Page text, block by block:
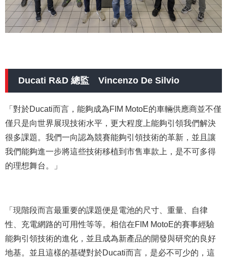
Ducati R&D 總監 Vincenzo De Silvio
「對於Ducati而言，能夠成為FIM MotoE的車輛供應商並不僅
僅只是向世界展現技術水平，更大程度上能夠引領我們解決
很多課題。我們一向認為競賽能夠引領技術的革新，並且讓
我們能夠進一步將這些技術移植到市售車款上，是不可多得
的理想舞台。」
「現階段而言最重要的課題便是電池的尺寸、重量、自律
性、充電網路的可用性等等。相信在FIM MotoE的賽事經驗
能夠引領技術的進化，並且成為新產品的開發與研究的良好
地基。並且這樣的基礎對於Ducati而言，是必不可少的，這